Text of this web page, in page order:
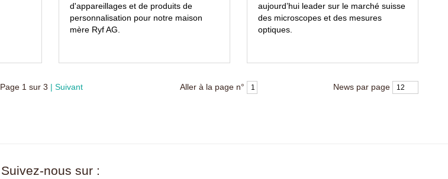
d'appareillages et de produits de
personnalisation pour notre maison
mère Ryf AG.
aujourd’hui leader sur le marché suisse
des microscopes et des mesures
optiques.
Page 1 sur3 Suivant Aller à la page n° News par page
Suivez-nous sur :